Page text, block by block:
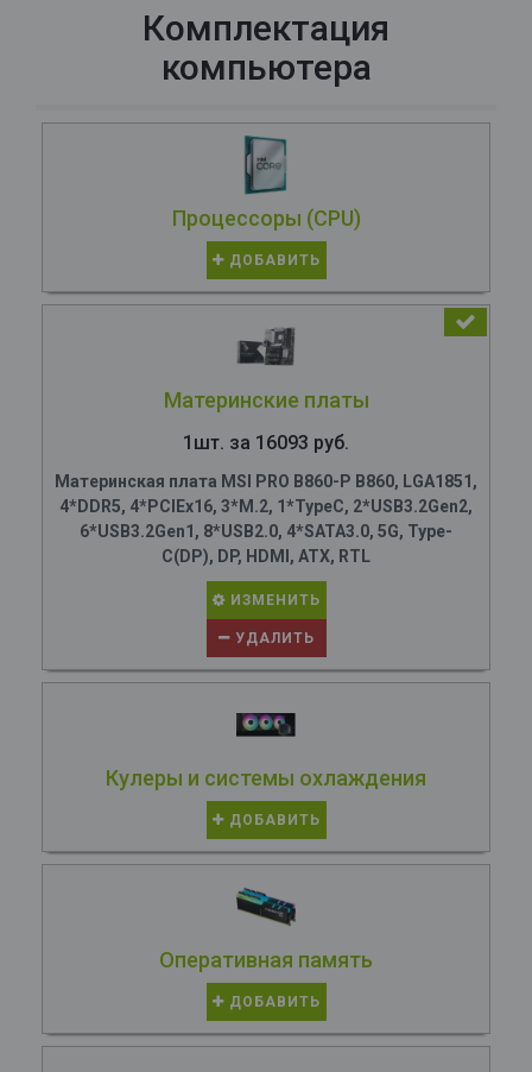
Комплектация
компьютера
Процессоры (CPU)
ДОБАВИТЬ
Материнские платы
1шт. за 16093 руб.
Материнская плата MSI PRO B860-P B860, LGA1851,
4*DDR5, 4*PCIEx16, 3*M.2, 1*TypeC, 2*USB3.2Gen2,
6*USB3.2Gen1, 8*USB2.0, 4*SATA3.0, 5G, Type-
C(DP), DP, HDMI, ATX, RTL
ИЗМЕНИТЬ
УДАЛИТЬ
Кулеры и системы охлаждения
ДОБАВИТЬ
Оперативная память
ДОБАВИТЬ